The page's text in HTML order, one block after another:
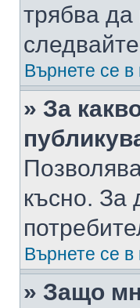
трябва да
Върнете се в
» За
късно. За
Върнете се в
» Защо